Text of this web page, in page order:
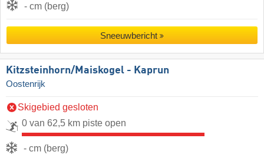
- cm (berg)
Sneeuwbericht
Kitzsteinhorn/​Maiskogel - Kaprun
Oostenrijk
Skigebied gesloten
0 van 62,5 km piste open
- cm (berg)